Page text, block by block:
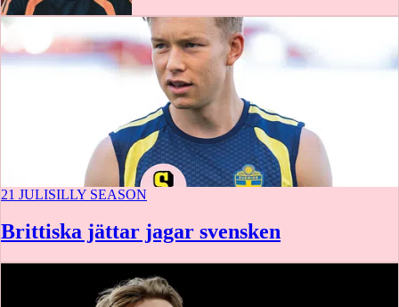
21 JULISILLY SEASON
Brittiska jättar jagar svensken